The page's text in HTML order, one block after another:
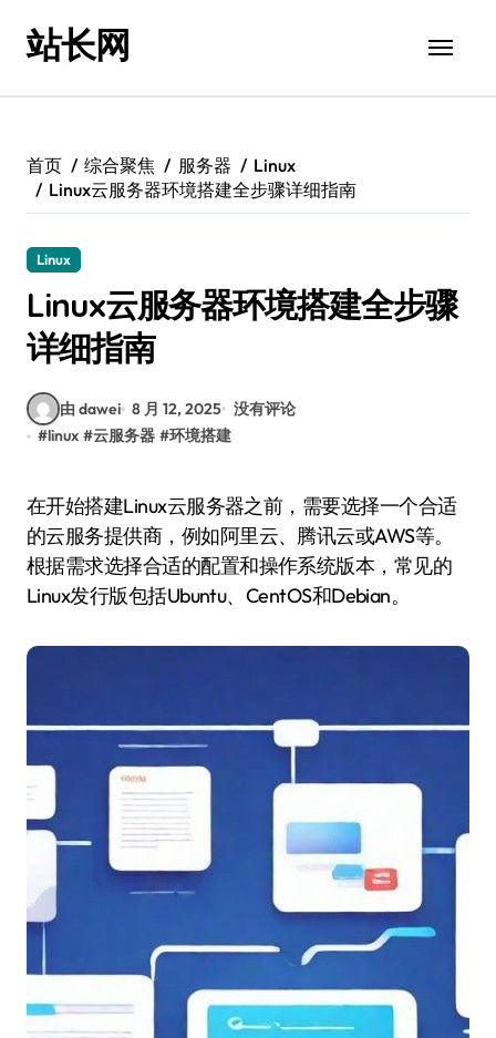
站长网
首页 综合聚焦 服务器
Linux
Linux云服务器环境搭建全步骤详细指南
Linux
Linux云服务器环境搭建全步骤
详细指南
由 dawei 8 月 12, 2025 没有评论
#linux #云服务器 #环境搭建
在开始搭建Linux云服务器之前，需要选择一个合适
的云服务提供商，例如阿里云、腾讯云或AWS等。
根据需求选择合适的配置和操作系统版本，常见的
Linux发行版包括Ubuntu、CentOS和Debian。